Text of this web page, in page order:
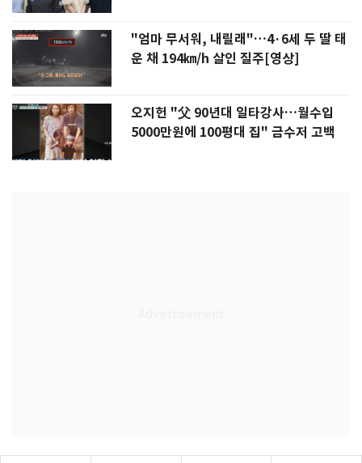
"엄마 무서워, 내릴래"…4·6세 두 딸 태
운 채 194㎞/h 살인 질주[영상]
오지헌 "父 90년대 일타강사…월수입
5000만원에 100평대 집" 금수저 고백